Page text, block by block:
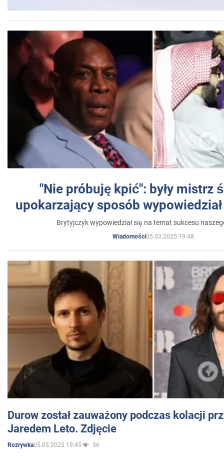
"Nie próbuję kpić": były mistrz
upokarzający sposób
Brytyjczyk wypowiedział się na temat sukcesu
Wiadomości05.03.2025 19:48
Durow został zauważony podczas kolacji
Jaredem Leto. Zdjęcie
Rozrywka05.03.2025 19:45 36